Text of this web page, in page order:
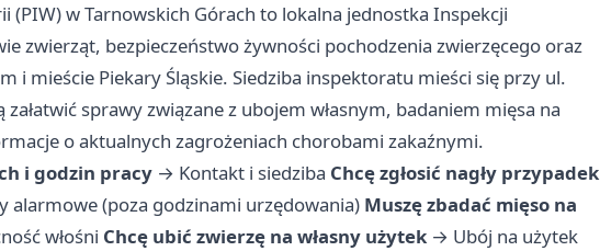
w Tarnowskich Górach to lokalna jednostka Inspekcji
zwierząt, bezpieczeństwo żywności pochodzenia zwierzęcego oraz
i mieście Piekary Śląskie. Siedziba inspektoratu mieści się przy ul.
sprawy związane z ubojem własnym, badaniem mięsa na
o aktualnych zagrożeniach chorobami zakaźnymi.
i godzin pracy → Kontakt i siedziba Chcę zgłosić nagły przypadek
alarmowe (poza godzinami urzędowania) Muszę zbadać mięso na
włośni Chcę ubić zwierzę na własny użytek → Ubój na użytek